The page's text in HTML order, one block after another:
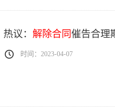
热议： 解除合同催告合理
时间：2023-04-07